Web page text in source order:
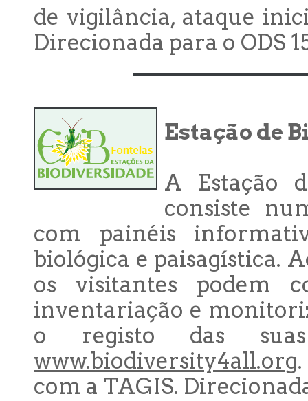
de vigilância, ataque
Direcionada para o ODS
Estação de
A Estação
consiste
com painéis
biológica e paisagística.
os visitantes podem
inventariação e
o registo das suas
www.biodiversity4all.org
com a TAGIS.